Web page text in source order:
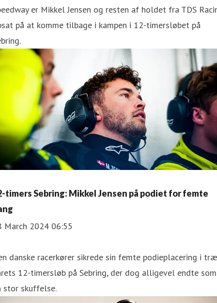
er Mikkel Jensen og resten af holdet fra TDS
på at komme tilbage i kampen i 12-timersløbet på
timers Sebring: Mikkel Jensen på podiet for femte
March 2024 06:55
danske racerkører sikrede sin femte podieplacering i
12-timersløb på Sebring, der dog alligevel endte som
stor skuffelse.